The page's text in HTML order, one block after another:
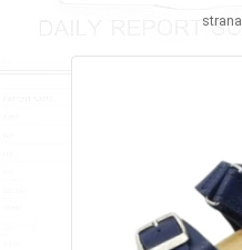
strana